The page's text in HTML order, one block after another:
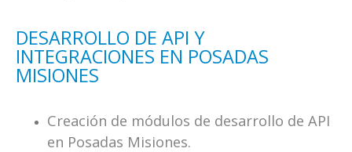
DESARROLLO DE API Y
INTEGRACIONES EN POSADAS
MISIONES
Creación de módulos de desarrollo de API
en Posadas Misiones.